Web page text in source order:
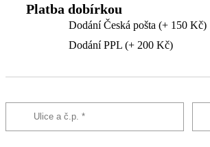
Platba dobírkou
Dodání Česká pošta (+ 150 Kč)
Dodání PPL (+ 200 Kč)